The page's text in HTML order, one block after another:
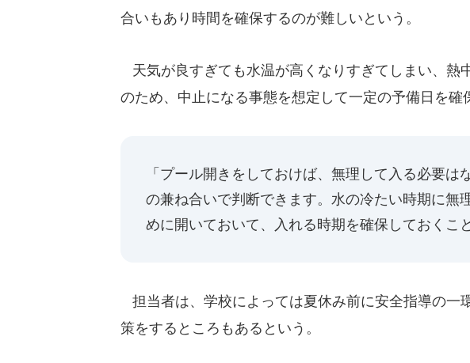
合いもあり時間を確保するのが難しいという。
天気が良すぎても水温が高くなりすぎてしまい、熱
のため、中止になる事態を想定して一定の予備日を確
「プール開きをしておけば、無理して入る必要は
の兼ね合いで判断できます。水の冷たい時期に無
めに開いておいて、入れる時期を確保しておくこ
担当者は、学校によっては夏休み前に安全指導の一
策をするところもあるという。